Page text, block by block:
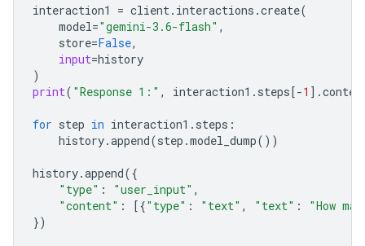
interaction1 = client. interactions .create(
model="gemini-3.6-flash" ,
store=False,
input=history
)
print( "Response 1:" , interaction1 . steps[-1 ] .
for step in interaction1 . steps :
history.append(step .model_dump())
history.append({
"type" : "user_input" ,
"content" : [{"type" : "text" , "text" :
"How
})